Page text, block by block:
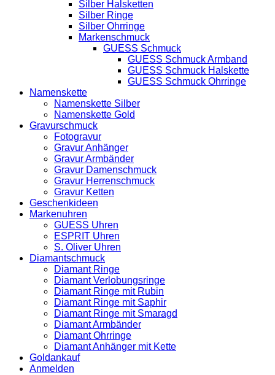
Silber Halsketten
Silber Ringe
Silber Ohrringe
Markenschmuck
GUESS Schmuck
GUESS Schmuck Armband
GUESS Schmuck Halskette
GUESS Schmuck Ohrringe
Namenskette
Namenskette Silber
Namenskette Gold
Gravurschmuck
Fotogravur
Gravur Anhänger
Gravur Armbänder
Gravur Damenschmuck
Gravur Herrenschmuck
Gravur Ketten
Geschenkideen
Markenuhren
GUESS Uhren
ESPRIT Uhren
S. Oliver Uhren
Diamantschmuck
Diamant Ringe
Diamant Verlobungsringe
Diamant Ringe mit Rubin
Diamant Ringe mit Saphir
Diamant Ringe mit Smaragd
Diamant Armbänder
Diamant Ohrringe
Diamant Anhänger mit Kette
Goldankauf
Anmelden